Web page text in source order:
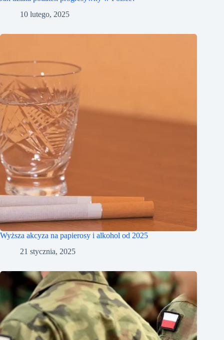
10 lutego, 2025
Wyższa akcyza na papierosy i alkohol od 2025
21 stycznia, 2025